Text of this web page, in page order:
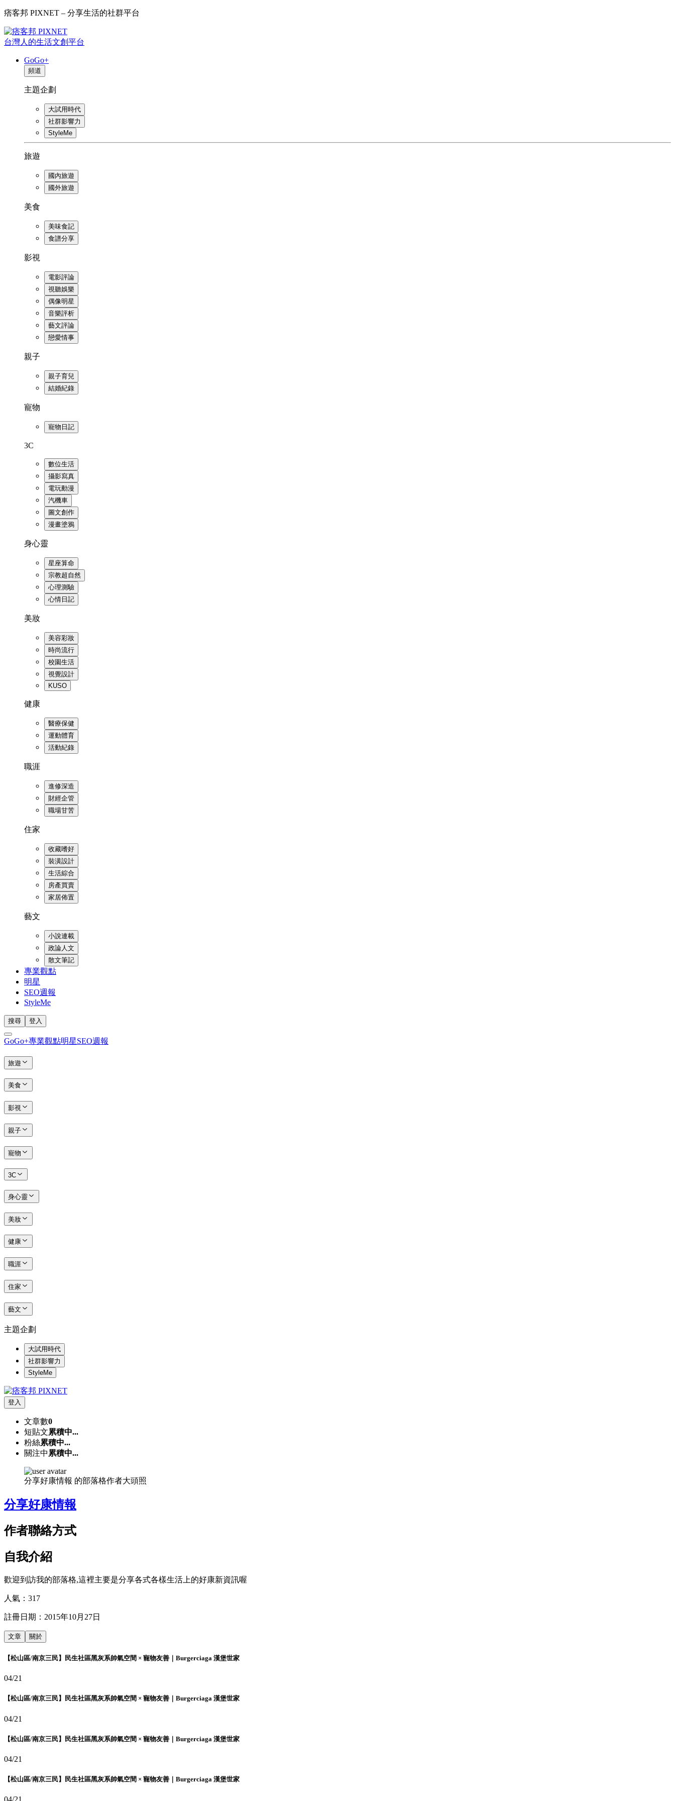
痞客邦 PIXNET – 分享生活的社群平台
台灣人的生活文創平台
GoGo+
頻道
主題企劃
大試用時代
社群影響力
StyleMe
旅遊
國內旅遊
國外旅遊
美食
美味食記
食譜分享
影視
電影評論
視聽娛樂
偶像明星
音樂評析
藝文評論
戀愛情事
親子
親子育兒
結婚紀錄
寵物
寵物日記
3C
數位生活
攝影寫真
電玩動漫
汽機車
圖文創作
漫畫塗鴉
身心靈
星座算命
宗教超自然
心理測驗
心情日記
美妝
美容彩妝
時尚流行
校園生活
視覺設計
KUSO
健康
醫療保健
運動體育
活動紀錄
職涯
進修深造
財經企管
職場甘苦
住家
收藏嗜好
裝潢設計
生活綜合
房產買賣
家居佈置
藝文
小說連載
政論人文
散文筆記
專業觀點
明星
SEO週報
StyleMe
搜尋 登入
GoGo+專業觀點明星SEO週報
旅遊
美食
影視
親子
寵物
3C
身心靈
美妝
健康
職涯
住家
藝文
主題企劃
大試用時代
社群影響力
StyleMe
登入
文章數0
短貼文累積中...
粉絲累積中...
關注中 累積中...
分享好康情報 的部落格作者大頭照
分享好康情報
作者聯絡方式
自我介紹
歡迎到訪我的部落格,這裡主要是分享各式各樣生活上的好康新資訊喔
人氣： 317
註冊日期： 2015年10月27日
文章 關於
【松山區/南京三民】民生社區黑灰系帥氣空間 × 寵物友善｜Burgerciaga 漢堡世家
04/21
【松山區/南京三民】民生社區黑灰系帥氣空間 × 寵物友善｜Burgerciaga 漢堡世家
04/21
【松山區/南京三民】民生社區黑灰系帥氣空間 × 寵物友善｜Burgerciaga 漢堡世家
04/21
【松山區/南京三民】民生社區黑灰系帥氣空間 × 寵物友善｜Burgerciaga 漢堡世家